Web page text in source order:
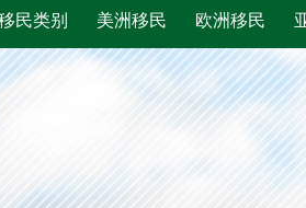
民类别 美洲移民 欧洲移民